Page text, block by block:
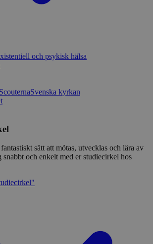
och psykisk hälsa
ScouternaSvenska kyrkan
sätt att mötas, utvecklas och lära av
och enkelt med er studiecirkel hos